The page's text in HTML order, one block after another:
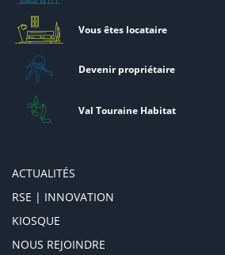
Vous êtes locataire
Devenir propriétaire
Val Touraine Habitat
ACTUALITÉS
RSE | INNOVATION
KIOSQUE
NOUS REJOINDRE